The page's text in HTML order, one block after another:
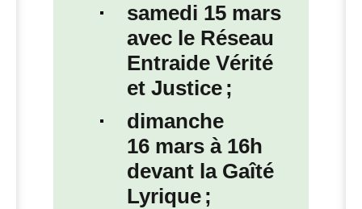
samedi 15 mars
avec le Réseau
Entraide Vérité
et Justice ;
dimanche
16 marsà 16h
devant la Gaîté
Lyrique ;